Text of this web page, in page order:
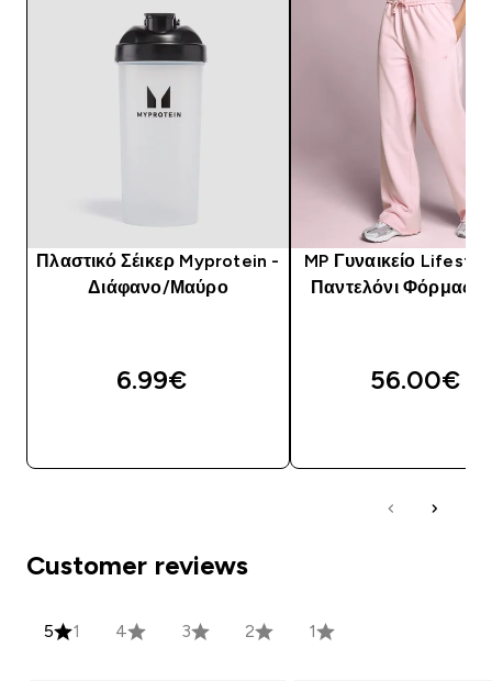
Πλαστικό Σέικερ Myprotein -
Διάφανο/Μαύρο
6.99€‎
MP Γυναικείο
Παντελόνι Φόρμας -
56.00€‎
Customer reviews
5 1 4 3 2 1